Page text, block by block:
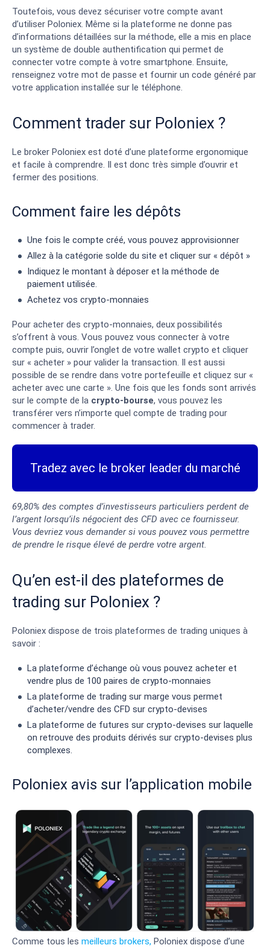
Toutefois, vous devez sécuriser votre compte avant
d’utiliser Poloniex. Même si la plateforme ne donne pas
d’informations détaillées sur la méthode, elle a mis en place
un système de double authentification qui permet de
connecter votre compte à votre smartphone. Ensuite,
renseignez votre mot de passe et fournir un code généré par
votre application installée sur le téléphone.
Comment trader sur Poloniex ?
Le broker Poloniex est doté d’une plateforme ergonomique
et facile à comprendre. Il est donc très simple d’ouvrir et
fermer des positions.
Comment faire les dépôts
Une fois le compte créé, vous pouvez approvisionner
Allez à la catégorie solde du site et cliquer sur « dépôt »
Indiquez le montant à déposer et la méthode de
paiement utilisée.
Achetez vos crypto-monnaies
Pour acheter des crypto-monnaies, deux possibilités
s’offrent à vous. Vous pouvez vous connecter à votre
compte puis, ouvrir l’onglet de votre wallet crypto et cliquer
sur « acheter » pour valider la transaction. Il est aussi
possible de se rendre dans votre portefeuille et cliquez sur «
acheter avec une carte ». Une fois que les fonds sont arrivés
sur le compte de la crypto-bourse, vous pouvez les
transférer vers n’importe quel compte de trading pour
commencer à trader.
Tradez avec le broker leader du marché
69,80% des comptes d’investisseurs particuliers perdent de
l’argent lorsqu’ils négocient des CFD avec ce fournisseur.
Vous devriez vous demander si vous pouvez vous permettre
de prendre le risque élevé de perdre votre argent.
Qu’en est-il des plateformes de
trading sur Poloniex ?
Poloniex dispose de trois plateformes de trading uniques à
savoir :
La plateforme d’échange où vous pouvez acheter et
vendre plus de 100 paires de crypto-monnaies
La plateforme de trading sur marge vous permet
d’acheter/vendre des CFD sur crypto-devises
La plateforme de futures sur crypto-devises sur laquelle
on retrouve des produits dérivés sur crypto-devises plus
complexes.
Poloniex avis sur l’application mobile
Comme tous les meilleurs brokers, Poloniex dispose d’une